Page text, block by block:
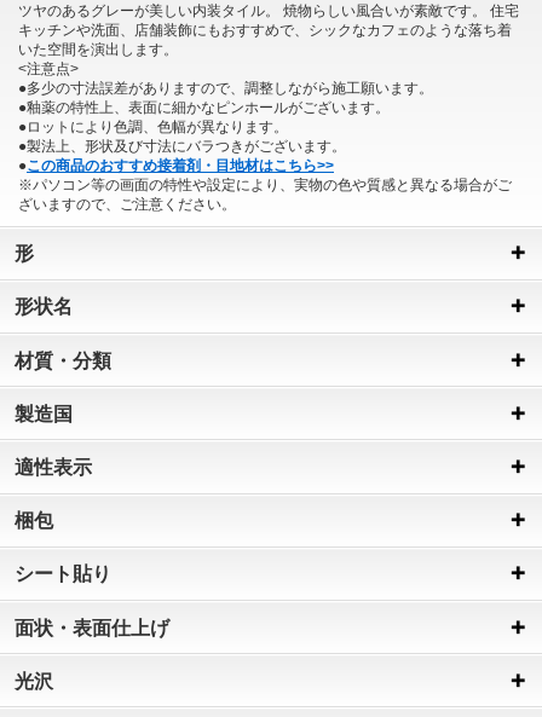
ツヤのあるグレーが美しい内装タイル。 焼物らしい風合いが素敵です。 住宅
キッチンや洗面、店舗装飾にもおすすめで、シックなカフェのような落ち着
いた空間を演出します。
<注意点>
●多少の寸法誤差がありますので、調整しながら施工願います。
●釉薬の特性上、表面に細かなピンホールがございます。
●ロットにより色調、色幅が異なります。
●製法上、形状及び寸法にバラつきがございます。
●この商品のおすすめ接着剤・目地材はこちら>>
※パソコン等の画面の特性や設定により、実物の色や質感と異なる場合がご
ざいますので、ご注意ください。
形
形状名
材質・分類
製造国
適性表示
梱包
シート貼り
面状・表面仕上げ
光沢